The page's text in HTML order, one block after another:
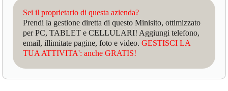
Sei il proprietario di questa azienda?
Prendi la gestione diretta di questo Minisito, ottimizzato
per PC, TABLET e CELLULARI! Aggiungi telefono,
email, illimitate pagine, foto e video.GESTISCI LA
TUA ATTIVITA': anche GRATIS!